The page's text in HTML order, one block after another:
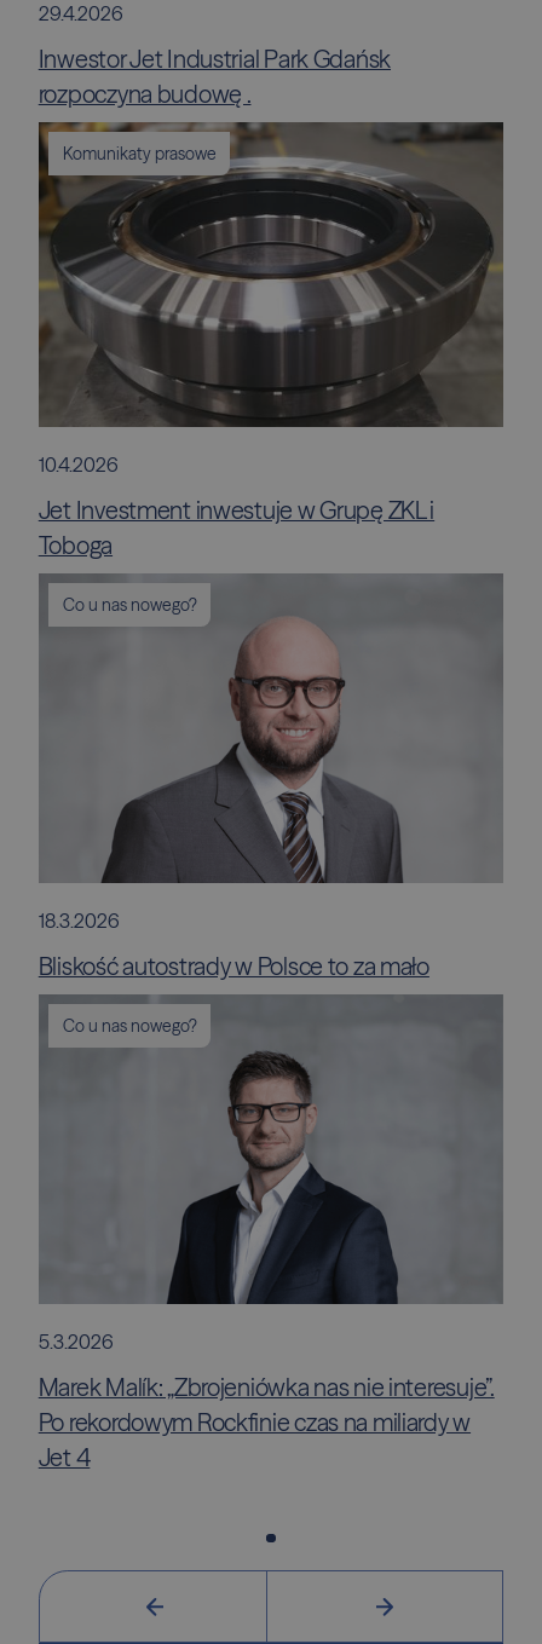
29.4.2026
Inwestor Jet Industrial Park Gdańsk
rozpoczyna budowę .
Komunikaty prasowe
10.4.2026
Jet Investment inwestuje w Grupę ZKL i
Toboga
Co u nas nowego?
18.3.2026
Bliskość autostrady w Polsce to za mało
Co u nas nowego?
5.3.2026
Marek Malík: „Zbrojeniówka nas nie interesuje”.
Po rekordowym Rockfinie czas na miliardy w
Jet 4